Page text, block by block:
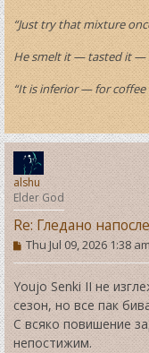
“Just try that mixture
He smelt it — tasted it —
“It is inferior — for
alshu
Elder God
Re: Гледано
P
o
s
t
Thu Jul 09, 2026 1:38
Youjo Senki II не
сезон, но все пак
С всяко повишение
непостижим.